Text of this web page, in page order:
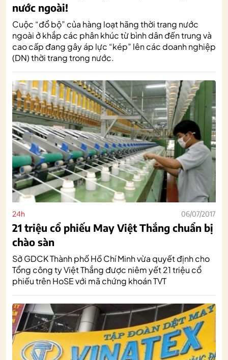
nước ngoài!
Cuộc “đổ bộ” của hàng loạt hãng thời trang nước
ngoài ở khắp các phân khúc từ bình dân đến trung và
cao cấp đang gây áp lực “kép” lên các doanh nghiệp
(DN) thời trang trong nước.
24h 06/07/2017
21 triệu cổ phiếu May Việt Thắng chuẩn bị
chào sàn
Sở GDCK Thành phố Hồ Chí Minh vừa quyết định cho
Tổng công ty Việt Thắng được niêm yết 21 triệu cổ
phiếu trên HoSE với mã chứng khoán TVT